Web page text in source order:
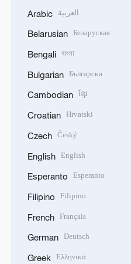
Arabic العربية
Belarusian Беларуская
Bengali বাংলা
Bulgarian Български
Cambodian ខ្មែរ
Croatian Hrvatski
Czech Český
English English
Esperanto Esperanto
Filipino Filipino
French Français
German Deutsch
Greek Ελληνικά